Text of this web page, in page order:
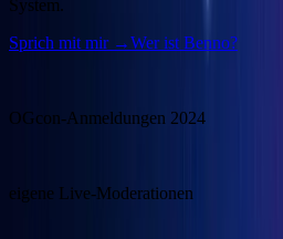
System.
Sprich mit mir →Wer ist Benno?
OGcon-Anmeldungen 2024
eigene Live-Moderationen